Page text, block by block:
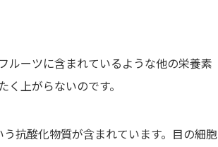
ルーツに含まれているような他の栄養素
上がらないのです。
抗酸化物質が含まれています。目の細胞